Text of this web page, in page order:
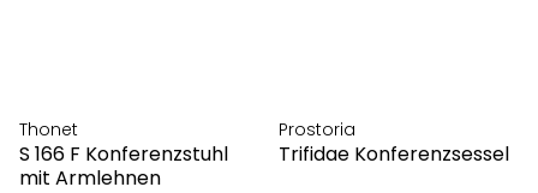
Thonet
S 166 F Konferenzstuhl
mit Armlehnen
Prostoria
Trifidae Konferenzsessel